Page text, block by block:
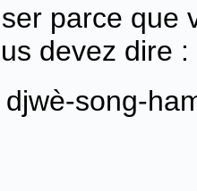
parce que
devez dire :
song-